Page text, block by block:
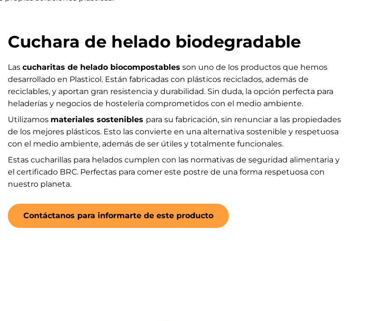
Cuchara de helado biodegradable
Las cucharitas de helado biocompostables son uno de los productos que hemos
desarrollado en Plasticol. Están fabricadas con plásticos reciclados, además de
reciclables, y aportan gran resistencia y durabilidad. Sin duda, la opción perfecta para
heladerías y negocios de hostelería comprometidos con el medio ambiente.
Utilizamos materiales sostenibles para su fabricación, sin renunciar a las propiedades
de los mejores plásticos. Esto las convierte en una alternativa sostenible y respetuosa
con el medio ambiente, además de ser útiles y totalmente funcionales.
Estas cucharillas para helados cumplen con las normativas de seguridad alimentaria y
el certificado BRC. Perfectas para comer este postre de una forma respetuosa con
nuestro planeta.
Contáctanos para informarte de este producto